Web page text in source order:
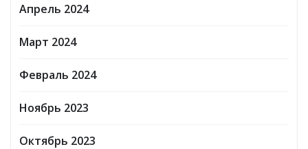
Апрель 2024
Март 2024
Февраль 2024
Ноябрь 2023
Октябрь 2023